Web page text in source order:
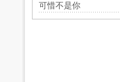
可惜不是你